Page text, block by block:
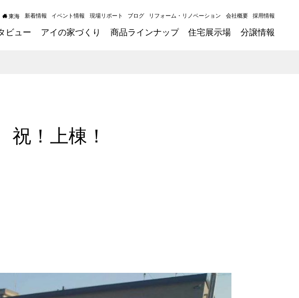
東海 新着情報 イベント情報 現場リポート ブログ リフォーム・リノベーション 会社概要 採用情報
ビュー アイの家づくり 商品ラインナップ 住宅展示場 分譲情報
！上棟！